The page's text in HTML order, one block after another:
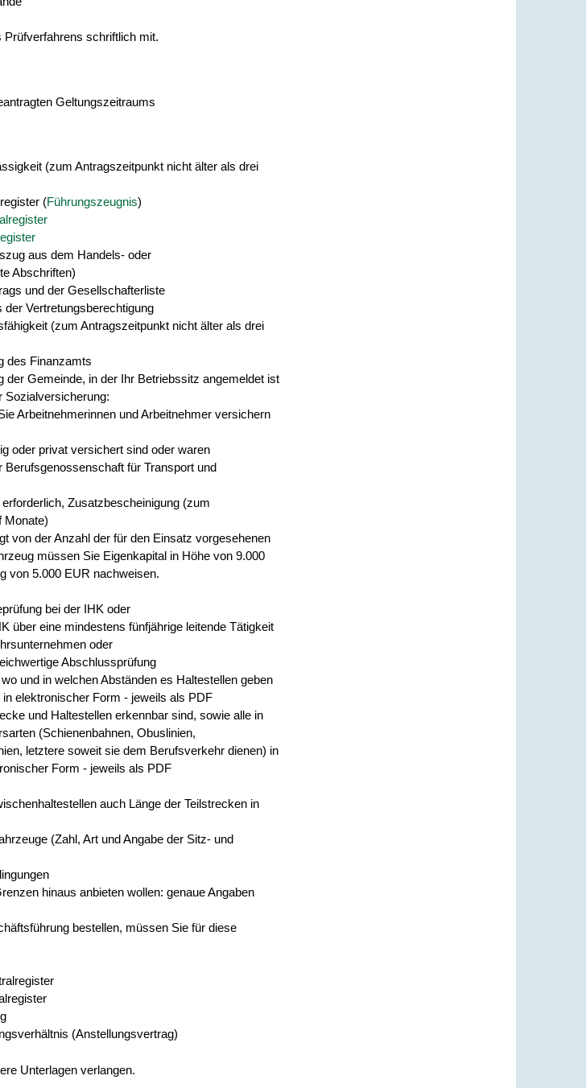
Prüfverfahrens schriftlich mit.
Geltungszeitraums
(zum Antragszeitpunkt nicht älter als drei
(Führungszeugnis)
aus dem Handels- oder
Abschriften)
und der Gesellschafterliste
Vertretungsberechtigung
(zum Antragszeitpunkt nicht älter als drei
des Finanzamts
der Gemeinde, in der Ihr Betriebssitz angemeldet ist
Sozialversicherung:
Arbeitnehmerinnen und Arbeitnehmer versichern
oder privat versichert sind oder waren
für Transport und
Zusatzbescheinigung (zum
Monate)
von der Anzahl der für den Einsatz vorgesehenen
müssen Sie Eigenkapital in Höhe von 9.000
von 5.000 EUR nachweisen.
bei der IHK oder
über eine mindestens fünfjährige leitende Tätigkeit
oder
Abschlussprüfung
und in welchen Abständen es Haltestellen geben
elektronischer Form - jeweils als PDF
und Haltestellen erkennbar sind, sowie alle in
(Schienenbahnen, Obuslinien,
letztere soweit sie dem Berufsverkehr dienen) in
Form - jeweils als PDF
auch Länge der Teilstrecken in
(Zahl, Art und Angabe der Sitz- und
hinaus anbieten wollen: genaue Angaben
bestellen, müssen Sie für diese
(Anstellungsvertrag)
Unterlagen verlangen.